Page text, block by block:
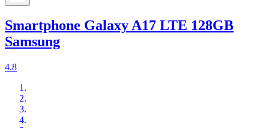
Smartphone Galaxy A17 LTE 128GB
Samsung
4.8